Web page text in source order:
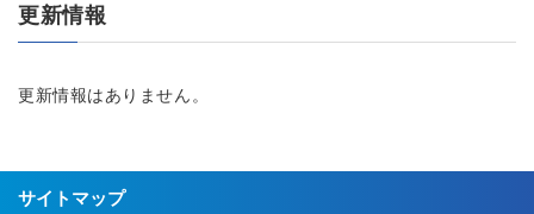
更新情報
更新情報はありません。
サイトマップ